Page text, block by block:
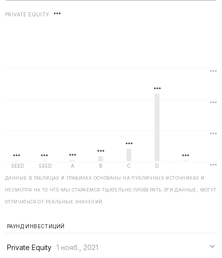
PRIVATE EQUITY ***
ДАННЫЕ В ТАБЛИЦАХ И ГРАФИКАХ ОСНОВАНЫ НА ПУБЛИЧНЫХ ИСТОЧНИКАХ И
НЕСМОТРЯ НА ТО ЧТО МЫ СТАРАЕМСЯ ТЩАТЕЛЬНО ПРОВЕРЯТЬ ЭТИ ДАННЫЕ, МОГУТ
ОТЛИЧАТЬСЯ ОТ РЕАЛЬНЫХ ЗНАЧЕНИЙ.
РАУНД ИНВЕСТИЦИЙ
Private Equity 1 нояб., 2021